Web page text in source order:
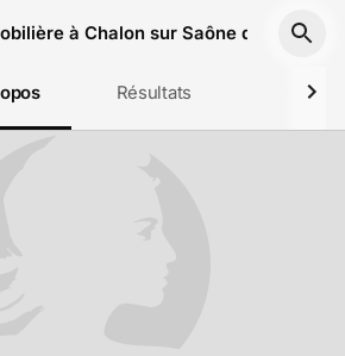
à Chalon sur Saône du 18
Résultats